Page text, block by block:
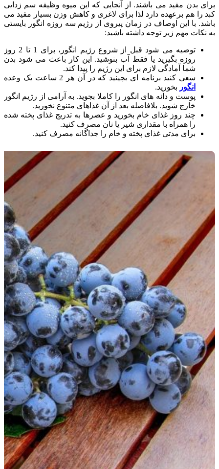
برای بدن مفید می باشند. از آنجایی که این میوه وظیفه سم زدایی
کبد را هم برعهده دارد لذا برای لاغری و کاهش وزن بسیار مفید می
باشد. با این اوصاف در زمان پیروی از رژیم سه روزه انگور بایستی
به نکات مهم زیر توجه داشته باشید:
توصیه می شود قبل از شروع رژیم انگور، برای 1 تا 2 روز
روزه بگیرید یا فقط آب بنوشید. این کار باعث می شود بدن
شما آمادگی لازم برای این رژیم را پیدا کند.
سعی کنید برنامه ای بچینید که در آن هر 2 ساعت یک وعده
انگور بخورید.
پوست و دانه های انگور را کاملا بجوید. به آرامی از رژیم انگور
خارج شوید. بلافاصله بعد از آن غذاهای متنوع نخورید.
چند روز غذای خام بخورید و عصرها به تدریج غذای پخته شده
را همراه با مقداری شیر یا نان مصرف کنید.
برای مدتی غذای پخته و خام را جداگانه مصرف کنید.